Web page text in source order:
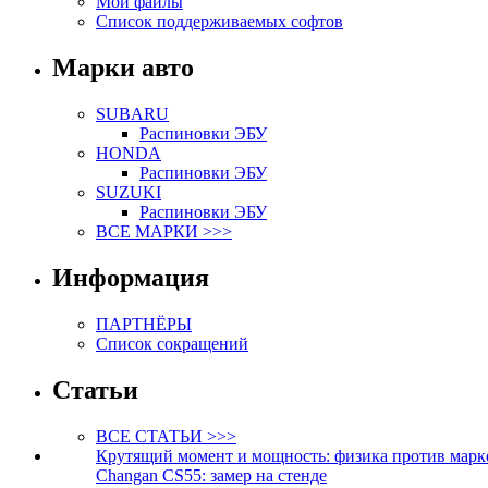
Список поддерживаемых софтов
Марки авто
SUBARU
Распиновки ЭБУ
HONDA
Распиновки ЭБУ
SUZUKI
Распиновки ЭБУ
ВСЕ МАРКИ >>>
Информация
ПАРТНЁРЫ
Список сокращений
Статьи
ВСЕ СТАТЬИ >>>
Крутящий момент и мощность: физика против
Changan CS55: замер на стенде